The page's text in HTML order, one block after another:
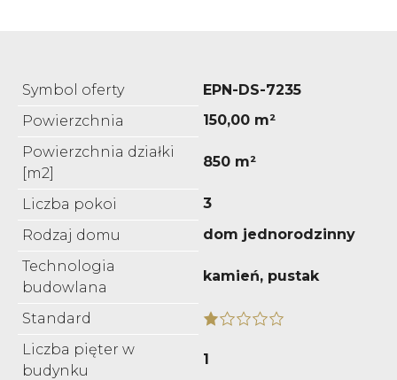
Symbol oferty
EPN-DS-7235
Powierzchnia
150,00 m²
Powierzchnia działki
[m2]
850 m²
Liczba pokoi
3
Rodzaj domu
dom jednorodzinny
Technologia
budowlana
kamień, pustak
Standard
Liczba pięter w
budynku
1